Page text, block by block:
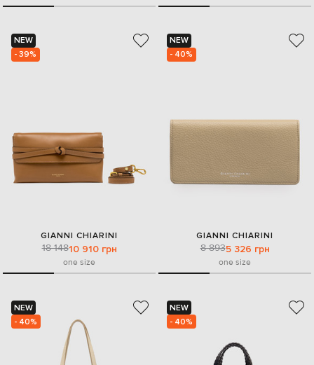
NEW
- 39%
GIANNI CHIARINI
18 14810 910 грн
one size
NEW
- 40%
GIANNI CHIARINI
8 8935 326 грн
one size
NEW
- 40%
NEW
- 40%